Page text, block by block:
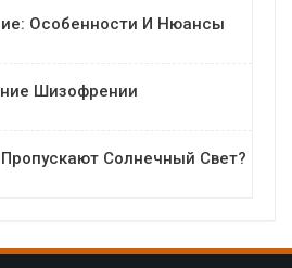
Особенности И Нюансы
Шизофрении
Солнечный Свет?